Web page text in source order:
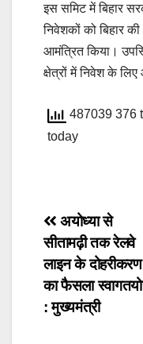
इस समिट में बिहार
निवेशकों को बिहार
आमंत्रित किया।
क्षेत्रों में निवेश के
487039 376
today
Post
अयोध्या से
सीतामढ़ी तक रेलवे
लाइन के दोहरीकरण
का फैसला
: मुख्यमंत्री